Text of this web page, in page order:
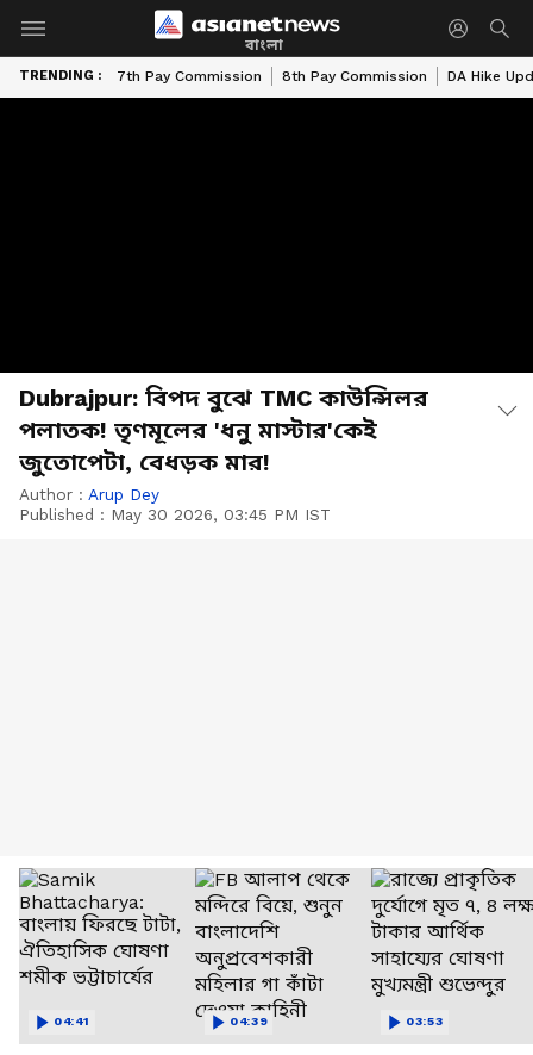
বাংলা
TRENDING : 7th Pay Commission 8th Pay Commission DA Hike
Dubrajpur: বিপদ বুঝে TMC কাউন্সিলর
পলাতক! তৃণমূলের 'ধনু মাস্টার'কেই
জুতোপেটা, বেধড়ক মার!
Author : Arup Dey
Published : May 30 2026, 03:45 PM IST
04:41 04:39 03:53